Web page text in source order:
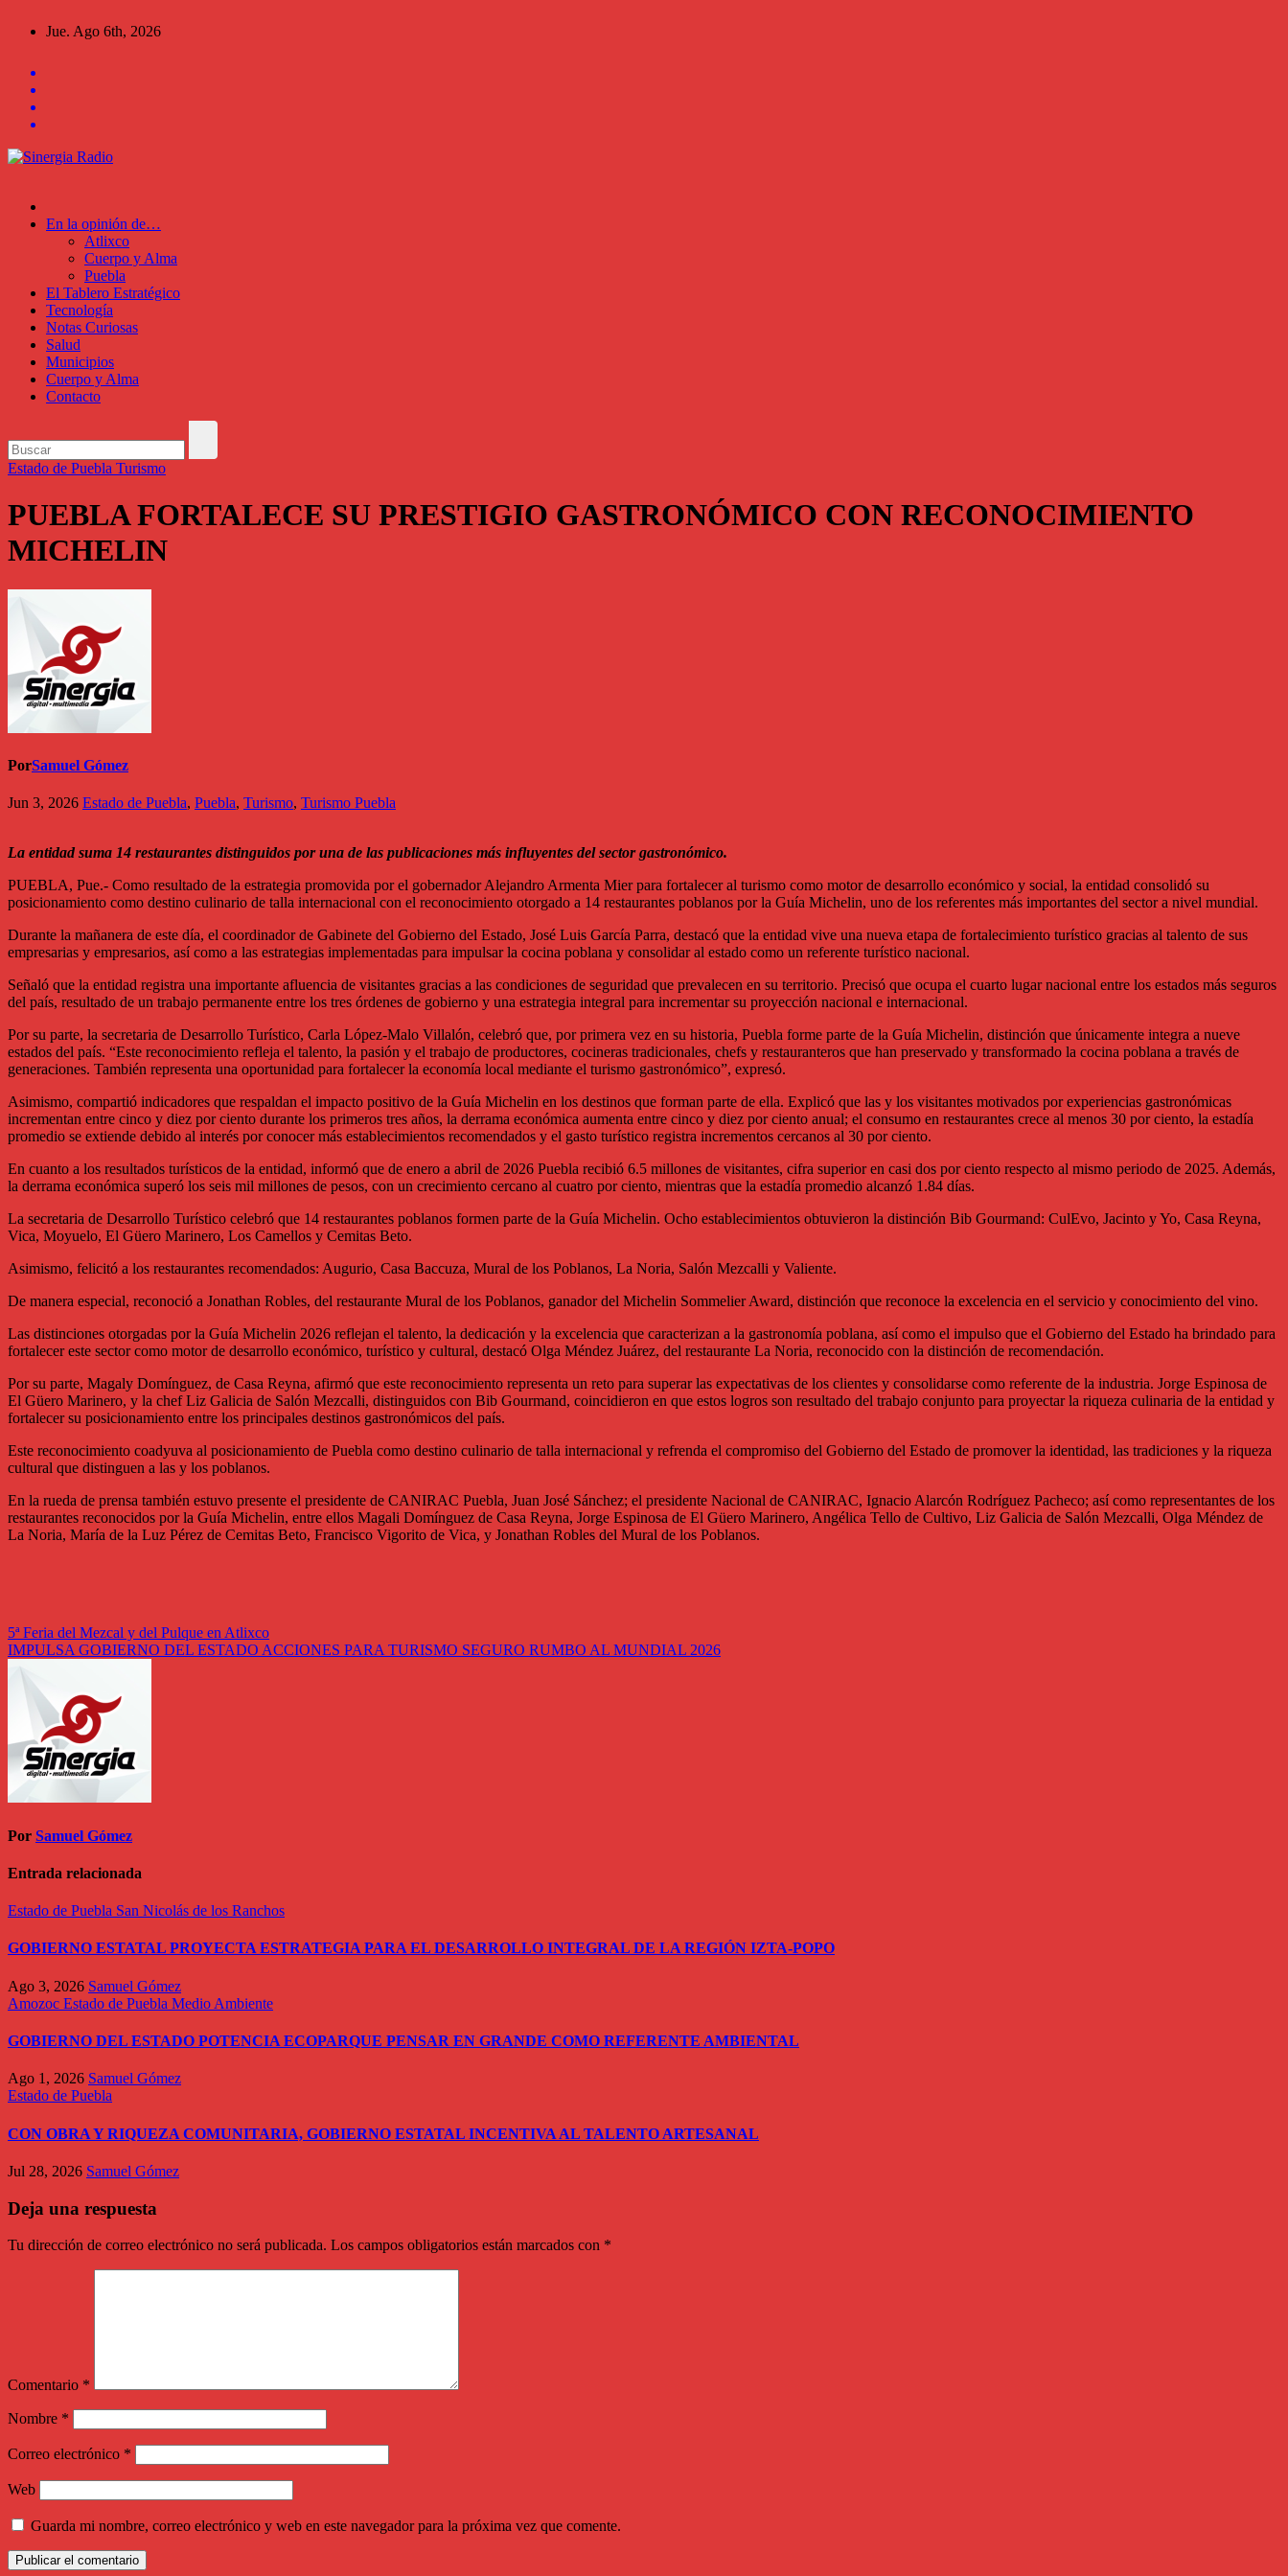
Jue. Ago 6th, 2026
En la opinión de…
Atlixco
Cuerpo y Alma
Puebla
El Tablero Estratégico
Tecnología
Notas Curiosas
Salud
Municipios
Cuerpo y Alma
Contacto
Estado de Puebla Turismo
PUEBLA FORTALECE SU PRESTIGIO GASTRONÓMICO CON RECONOCIMIENTO
MICHELIN
PorSamuel Gómez
Jun 3, 2026 Estado de Puebla, Puebla, Turismo, Turismo Puebla
La entidad suma 14 restaurantes distinguidos por una de las publicaciones más influyentes del sector gastronómico.
PUEBLA, Pue.- Como resultado de la estrategia promovida por el gobernador Alejandro Armenta Mier para fortalecer al turismo como motor de desarrollo económico y social, la entidad consolidó su
posicionamiento como destino culinario de talla internacional con el reconocimiento otorgado a 14 restaurantes poblanos por la Guía Michelin, uno de los referentes más importantes del sector a nivel mundial.
Durante la mañanera de este día, el coordinador de Gabinete del Gobierno del Estado, José Luis García Parra, destacó que la entidad vive una nueva etapa de fortalecimiento turístico gracias al talento de sus
empresarias y empresarios, así como a las estrategias implementadas para impulsar la cocina poblana y consolidar al estado como un referente turístico nacional.
Señaló que la entidad registra una importante afluencia de visitantes gracias a las condiciones de seguridad que prevalecen en su territorio. Precisó que ocupa el cuarto lugar nacional entre los estados más seguros
del país, resultado de un trabajo permanente entre los tres órdenes de gobierno y una estrategia integral para incrementar su proyección nacional e internacional.
Por su parte, la secretaria de Desarrollo Turístico, Carla López-Malo Villalón, celebró que, por primera vez en su historia, Puebla forme parte de la Guía Michelin, distinción que únicamente integra a nueve
estados del país. “Este reconocimiento refleja el talento, la pasión y el trabajo de productores, cocineras tradicionales, chefs y restauranteros que han preservado y transformado la cocina poblana a través de
generaciones. También representa una oportunidad para fortalecer la economía local mediante el turismo gastronómico”, expresó.
Asimismo, compartió indicadores que respaldan el impacto positivo de la Guía Michelin en los destinos que forman parte de ella. Explicó que las y los visitantes motivados por experiencias gastronómicas
incrementan entre cinco y diez por ciento durante los primeros tres años, la derrama económica aumenta entre cinco y diez por ciento anual; el consumo en restaurantes crece al menos 30 por ciento, la estadía
promedio se extiende debido al interés por conocer más establecimientos recomendados y el gasto turístico registra incrementos cercanos al 30 por ciento.
En cuanto a los resultados turísticos de la entidad, informó que de enero a abril de 2026 Puebla recibió 6.5 millones de visitantes, cifra superior en casi dos por ciento respecto al mismo periodo de 2025. Además,
la derrama económica superó los seis mil millones de pesos, con un crecimiento cercano al cuatro por ciento, mientras que la estadía promedio alcanzó 1.84 días.
La secretaria de Desarrollo Turístico celebró que 14 restaurantes poblanos formen parte de la Guía Michelin. Ocho establecimientos obtuvieron la distinción Bib Gourmand: CulEvo, Jacinto y Yo, Casa Reyna,
Vica, Moyuelo, El Güero Marinero, Los Camellos y Cemitas Beto.
Asimismo, felicitó a los restaurantes recomendados: Augurio, Casa Baccuza, Mural de los Poblanos, La Noria, Salón Mezcalli y Valiente.
De manera especial, reconoció a Jonathan Robles, del restaurante Mural de los Poblanos, ganador del Michelin Sommelier Award, distinción que reconoce la excelencia en el servicio y conocimiento del vino.
Las distinciones otorgadas por la Guía Michelin 2026 reflejan el talento, la dedicación y la excelencia que caracterizan a la gastronomía poblana, así como el impulso que el Gobierno del Estado ha brindado para
fortalecer este sector como motor de desarrollo económico, turístico y cultural, destacó Olga Méndez Juárez, del restaurante La Noria, reconocido con la distinción de recomendación.
Por su parte, Magaly Domínguez, de Casa Reyna, afirmó que este reconocimiento representa un reto para superar las expectativas de los clientes y consolidarse como referente de la industria. Jorge Espinosa de
El Güero Marinero, y la chef Liz Galicia de Salón Mezcalli, distinguidos con Bib Gourmand, coincidieron en que estos logros son resultado del trabajo conjunto para proyectar la riqueza culinaria de la entidad y
fortalecer su posicionamiento entre los principales destinos gastronómicos del país.
Este reconocimiento coadyuva al posicionamiento de Puebla como destino culinario de talla internacional y refrenda el compromiso del Gobierno del Estado de promover la identidad, las tradiciones y la riqueza
cultural que distinguen a las y los poblanos.
En la rueda de prensa también estuvo presente el presidente de CANIRAC Puebla, Juan José Sánchez; el presidente Nacional de CANIRAC, Ignacio Alarcón Rodríguez Pacheco; así como representantes de los
restaurantes reconocidos por la Guía Michelin, entre ellos Magali Domínguez de Casa Reyna, Jorge Espinosa de El Güero Marinero, Angélica Tello de Cultivo, Liz Galicia de Salón Mezcalli, Olga Méndez de
La Noria, María de la Luz Pérez de Cemitas Beto, Francisco Vigorito de Vica, y Jonathan Robles del Mural de los Poblanos.
Navegación
de
entradas
5ª Feria del Mezcal y del Pulque en Atlixco
IMPULSA GOBIERNO DEL ESTADO ACCIONES PARA TURISMO SEGURO RUMBO AL MUNDIAL 2026
Por Samuel Gómez
Entrada relacionada
Estado de Puebla San Nicolás de los Ranchos
GOBIERNO ESTATAL PROYECTA ESTRATEGIA PARA EL DESARROLLO INTEGRAL DE LA REGIÓN IZTA-POPO
Ago 3, 2026 Samuel Gómez
Amozoc Estado de Puebla Medio Ambiente
GOBIERNO DEL ESTADO POTENCIA ECOPARQUE PENSAR EN GRANDE COMO REFERENTE AMBIENTAL
Ago 1, 2026 Samuel Gómez
Estado de Puebla
CON OBRA Y RIQUEZA COMUNITARIA, GOBIERNO ESTATAL INCENTIVA AL TALENTO ARTESANAL
Jul 28, 2026 Samuel Gómez
Deja una respuesta
Tu dirección de correo electrónico no será publicada. Los campos obligatorios están marcados con *
Comentario *
Nombre *
Correo electrónico *
Web
Guarda mi nombre, correo electrónico y web en este navegador para la próxima vez que comente.